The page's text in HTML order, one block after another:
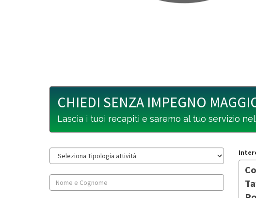
CHIEDI SENZA IMPEGNO
Lascia i tuoi recapiti e saremo al tuo servizio